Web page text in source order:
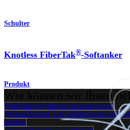
Schulter
Knotless FiberTak®-Softanker
Produkt
Wie können wir Ihnen
Medizinproduktberater:in kontaktieren
Veranstaltungen, Lab-Vorführungen und
ansehen